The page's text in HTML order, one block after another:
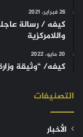
26 فبراير، 2021
كيفه / رسالة
واللامركزية
20 مايو، 2022
كيفه/ “وثيقة
التصنيفات
الأخبار